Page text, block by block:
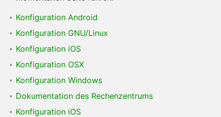
Konfiguration Android
Konfiguration GNU/Linux
Konfiguration iOS
Konfiguration OSX
Konfiguration Windows
Dokumentation des Rechenzentrums
Konfiguration iOS